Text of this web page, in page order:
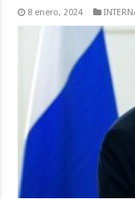
8 enero, 2024